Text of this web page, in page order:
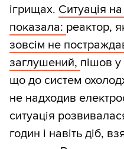
ігрищах. Ситуація
показала: реактор,
зовсім не
заглушений, пішов
що до систем
не надходив
ситуація
годин і навіть діб,